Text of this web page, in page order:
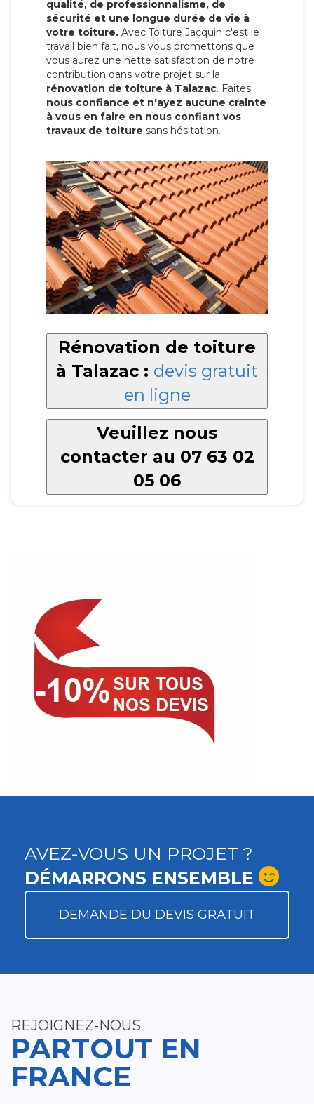
qualité, de professionnalisme, de
sécurité et une longue durée de vie à
votre toiture. Avec Toiture Jacquin c'est le
travail bien fait, nous vous promettons que
vous aurez une nette satisfaction de notre
contribution dans votre projet sur la
rénovation de toiture à Talazac. Faites
nous confiance et n'ayez aucune crainte
à vous en faire en nous confiant vos
travaux de toiture sans hésitation.
Rénovation de toiture
à Talazac : devis gratuit
en ligne
Veuillez nous
contacter au 07 63 02
05 06
AVEZ-VOUS UN PROJET ?
DÉMARRONS ENSEMBLE
DEMANDE DU DEVIS GRATUIT
REJOIGNEZ-NOUS
PARTOUT EN
FRANCE